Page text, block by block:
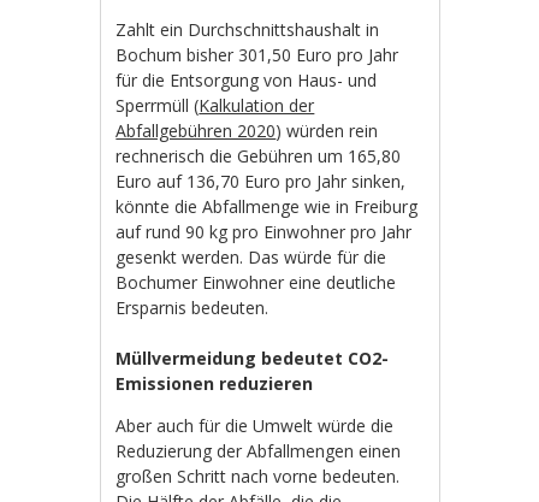
Zahlt ein Durchschnittshaushalt in
Bochum bisher 301,50 Euro pro Jahr
für die Entsorgung von Haus- und
Sperrmüll (Kalkulation der
Abfallgebühren 2020) würden rein
rechnerisch die Gebühren um 165,80
Euro auf 136,70 Euro pro Jahr sinken,
könnte die Abfallmenge wie in Freiburg
auf rund 90 kg pro Einwohner pro Jahr
gesenkt werden. Das würde für die
Bochumer Einwohner eine deutliche
Ersparnis bedeuten.
Müllvermeidung bedeutet CO2-
Emissionen reduzieren
Aber auch für die Umwelt würde die
Reduzierung der Abfallmengen einen
großen Schritt nach vorne bedeuten.